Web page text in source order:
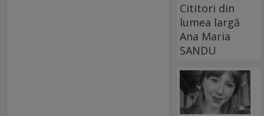
Cititori din
lumea largă
Ana Maria
SANDU